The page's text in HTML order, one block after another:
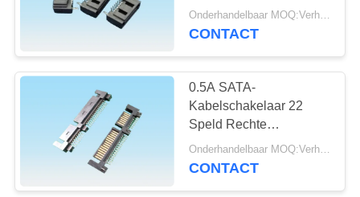
CONTACTEER
ONS
VERZOEK
CITAAT
Temprature -25℃ in
werking stellen aan 80℃
Onderhandelbaar MOQ:Verhandelbaar
CONTACT
0.5A SATA-
Kabelschakelaar 22
Speld Rechte
Mannelijke Schakelaar
voor Harde Aandrijving
Onderhandelbaar MOQ:Verhandelbaar
CONTACT